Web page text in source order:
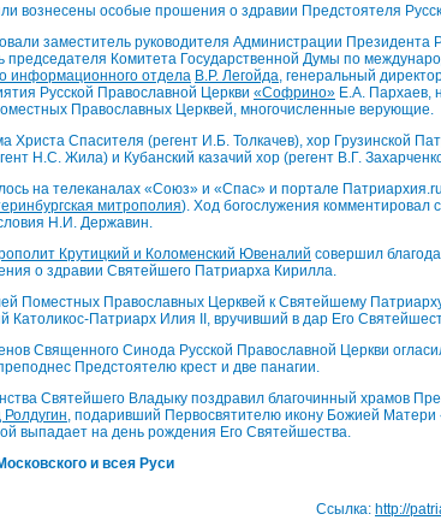
вознесены особые прошения о здравии Предстоятеля
заместитель руководителя Администрации Президента
председателя Комитета Государственной Думы по
информационного отдела В.Р. Легойда , генеральный
Русской Православной Церкви «Софрино» Е.А. Пархаев,
Православных Церквей, многочисленные верующие.
Христа Спасителя (регент И.Б. Толкачев), хор Грузинской
Н.С. Жила) и Кубанский казачий хор (регент В.Г.
на телеканалах «Союз» и «Спас» и портале
митрополия). Ход богослужения комментировал
Н.И. Державин.
Крутицкий и Коломенский Ювеналий совершил
о здравии Святейшего Патриарха Кирилла.
Поместных Православных Церквей к Святейшему
Патриарх Илия II, вручивший в дар Его
Священного Синода Русской Православной Церкви
Предстоятелю крест и две панагии.
Святейшего Владыку поздравил благочинный храмов
, подаривший Первосвятителю икону Божией Матери
выпадает на день рождения Его Святейшества.
и всея Руси
Ссылка: http://